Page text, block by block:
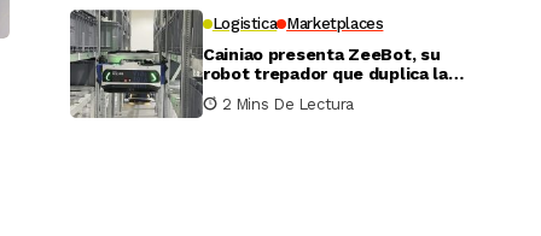
Logistica Marketplaces
Cainiao presenta ZeeBot, su
robot trepador que duplica la
eficiencia de almacenamiento
y recogida en pruebas reales
2 Mins De Lectura